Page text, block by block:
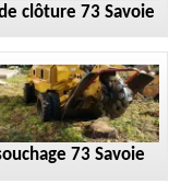
clôture 73 Savoie
73 Savoie